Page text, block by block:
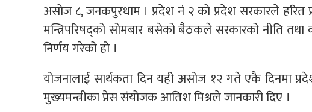
असोज ८, जनकपुरधाम । प्रदेश नं २ को प्रदेश सरकारले हरित
मन्त्रिपरिषद्को सोमबार बसेको बैठकले सरकारको नीति तथा
निर्णय गरेको हो ।
योजनालाई सार्थकता दिन यही असोज १२ गते एकै दिनमा
मुख्यमन्त्रीका प्रेस संयोजक आतिश मिश्रले जानकारी दिए ।